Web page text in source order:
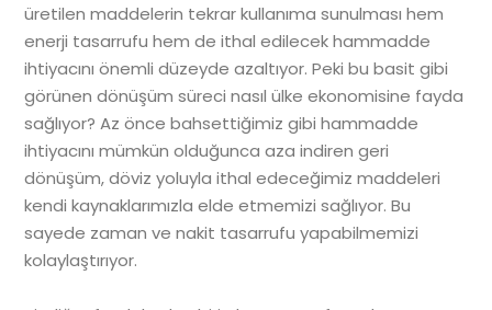
üretilen maddelerin tekrar kullanıma sunulması hem
enerji tasarrufu hem de ithal edilecek hammadde
ihtiyacını önemli düzeyde azaltıyor. Peki bu basit gibi
görünen dönüşüm süreci nasıl ülke ekonomisine fayda
sağlıyor? Az önce bahsettiğimiz gibi hammadde
ihtiyacını mümkün olduğunca aza indiren geri
dönüşüm, döviz yoluyla ithal edeceğimiz maddeleri
kendi kaynaklarımızla elde etmemizi sağlıyor. Bu
sayede zaman ve nakit tasarrufu yapabilmemizi
kolaylaştırıyor.